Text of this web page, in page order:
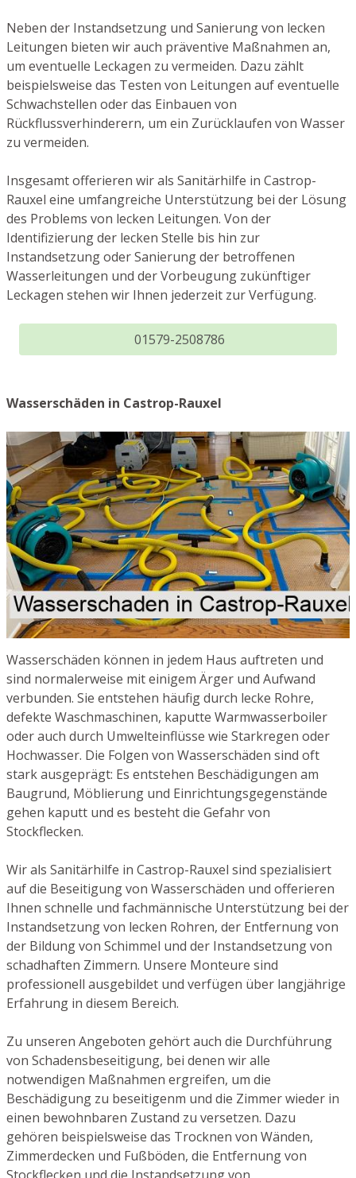
Neben der Instandsetzung und Sanierung von lecken
Leitungen bieten wir auch präventive Maßnahmen an,
um eventuelle Leckagen zu vermeiden. Dazu zählt
beispielsweise das Testen von Leitungen auf eventuelle
Schwachstellen oder das Einbauen von
Rückflussverhinderern, um ein Zurücklaufen von Wasser
zu vermeiden.
Insgesamt offerieren wir als Sanitärhilfe in Castrop-
Rauxel eine umfangreiche Unterstützung bei der Lösung
des Problems von lecken Leitungen. Von der
Identifizierung der lecken Stelle bis hin zur
Instandsetzung oder Sanierung der betroffenen
Wasserleitungen und der Vorbeugung zukünftiger
Leckagen stehen wir Ihnen jederzeit zur Verfügung.
01579-2508786
Wasserschäden in Castrop-Rauxel
Wasserschäden können in jedem Haus auftreten und
sind normalerweise mit einigem Ärger und Aufwand
verbunden. Sie entstehen häufig durch lecke Rohre,
defekte Waschmaschinen, kaputte Warmwasserboiler
oder auch durch Umwelteinflüsse wie Starkregen oder
Hochwasser. Die Folgen von Wasserschäden sind oft
stark ausgeprägt: Es entstehen Beschädigungen am
Baugrund, Möblierung und Einrichtungsgegenstände
gehen kaputt und es besteht die Gefahr von
Stockflecken.
Wir als Sanitärhilfe in Castrop-Rauxel sind spezialisiert
auf die Beseitigung von Wasserschäden und offerieren
Ihnen schnelle und fachmännische Unterstützung bei der
Instandsetzung von lecken Rohren, der Entfernung von
der Bildung von Schimmel und der Instandsetzung von
schadhaften Zimmern. Unsere Monteure sind
professionell ausgebildet und verfügen über langjährige
Erfahrung in diesem Bereich.
Zu unseren Angeboten gehört auch die Durchführung
von Schadensbeseitigung, bei denen wir alle
notwendigen Maßnahmen ergreifen, um die
Beschädigung zu beseitigenm und die Zimmer wieder in
einen bewohnbaren Zustand zu versetzen. Dazu
gehören beispielsweise das Trocknen von Wänden,
Zimmerdecken und Fußböden, die Entfernung von